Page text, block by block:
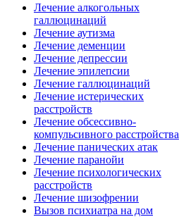
Лечение алкогольных
галлюцинаций
Лечение аутизма
Лечение деменции
Лечение депрессии
Лечение эпилепсии
Лечение галлюцинаций
Лечение истерических
расстройств
Лечение обсессивно-
компульсивного расстройства
Лечение панических атак
Лечение паранойи
Лечение психологических
расстройств
Лечение шизофрении
Вызов психиатра на дом